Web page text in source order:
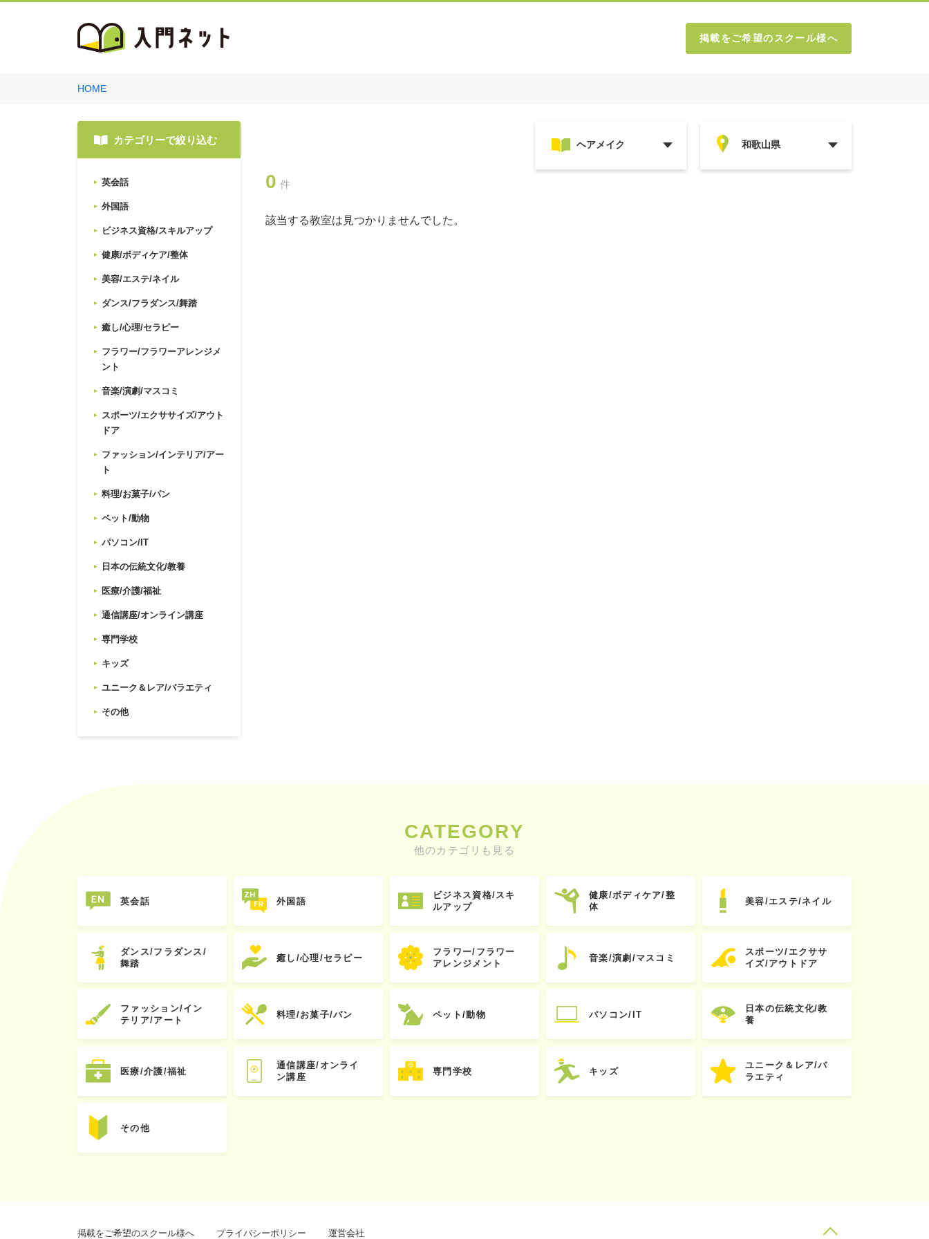
掲載をご希望のスクール様へ
HOME
カテゴリーで絞り込む
英会話
外国語
ビジネス資格/スキルアップ
健康/ボディケア/整体
美容/エステ/ネイル
ダンス/フラダンス/舞踏
癒し/心理/セラピー
フラワー/フラワーアレンジメ
ント
音楽/演劇/マスコミ
スポーツ/エクササイズ/アウト
ドア
ファッション/インテリア/アー
ト
料理/お菓子/パン
ペット/動物
パソコン/IT
日本の伝統文化/教養
医療/介護/福祉
通信講座/オンライン講座
専門学校
キッズ
ユニーク＆レア/バラエティ
その他
0 件
該当する教室は見つかりませんでした。
CATEGORY
他のカテゴリも見る
英会話 外国語
ビジネス資格/スキ
ルアップ
健康/ボディケア/整
体
美容/エステ/ネイル
ダンス/フラダンス/
舞踏
癒し/心理/セラピー
フラワー/フラワー
アレンジメント
音楽/演劇/マスコミ
スポーツ/エクササ
イズ/アウトドア
ファッション/イン
テリア/アート
料理/お菓子/パン ペット/動物 パソコン/IT
日本の伝統文化/教
養
医療/介護/福祉
通信講座/オンライ
ン講座
専門学校 キッズ
ユニーク＆レア/バ
ラエティ
その他
掲載をご希望のスクール様へ プライバシーポリシー 運営会社